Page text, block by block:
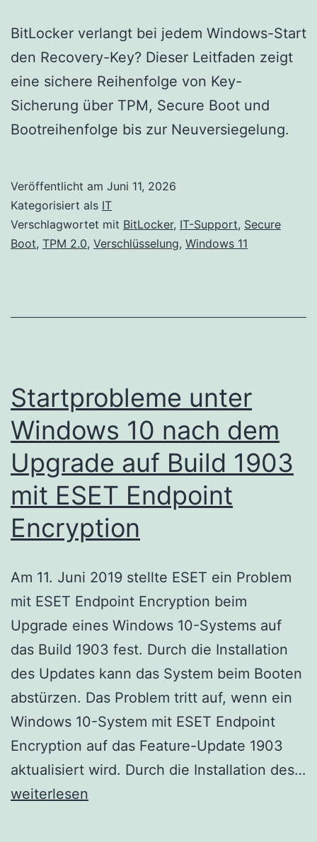
BitLocker verlangt bei jedem Windows-Start
den Recovery-Key? Dieser Leitfaden zeigt
eine sichere Reihenfolge von Key-
Sicherung über TPM, Secure Boot und
Bootreihenfolge bis zur Neuversiegelung.
Veröffentlicht am Juni 11, 2026
Kategorisiert als IT
Verschlagwortet mit BitLocker, IT-Support, Secure
Boot, TPM 2.0, Verschlüsselung, Windows 11
Startprobleme unter
Windows 10 nach dem
Upgrade auf Build 1903
mit ESET Endpoint
Encryption
Am 11. Juni 2019 stellte ESET ein Problem
mit ESET Endpoint Encryption beim
Upgrade eines Windows 10-Systems auf
das Build 1903 fest. Durch die Installation
des Updates kann das System beim Booten
abstürzen. Das Problem tritt auf, wenn ein
Windows 10-System mit ESET Endpoint
Encryption auf das Feature-Update 1903
aktualisiert wird. Durch die Installation des…
Startprobleme
weiterlesen